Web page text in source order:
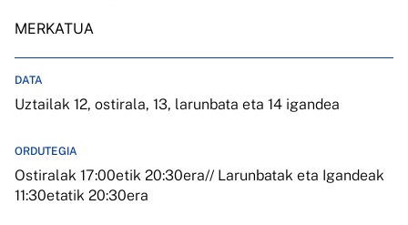
MERKATUA
DATA
Uztailak 12, ostirala, 13, larunbata eta 14 igandea
ORDUTEGIA
Ostiralak 17:00etik 20:30era// Larunbatak eta Igandeak
11:30etatik 20:30era